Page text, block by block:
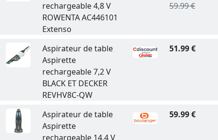
rechargeable 4,8 V
ROWENTA AC446101
Extenso
59.99 €
Aspirateur de table
Aspirette
rechargeable 7,2 V
BLACK ET DECKER
REVHV8C-QW
51.99 €
Aspirateur de table
Aspirette
rechargeable 14,4 V
59.99 €